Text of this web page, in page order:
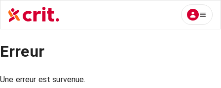
Erreur
Une erreur est survenue.